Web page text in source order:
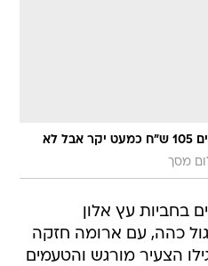
קברנה של קאיומי. היינו מגדירים 105 ש"ח כמעט יקר אבל לא
מסך
15 חודשים בחביות עץ אלון
כהה, עם ארומה חזקה
הצעיר מורגש והטעמים